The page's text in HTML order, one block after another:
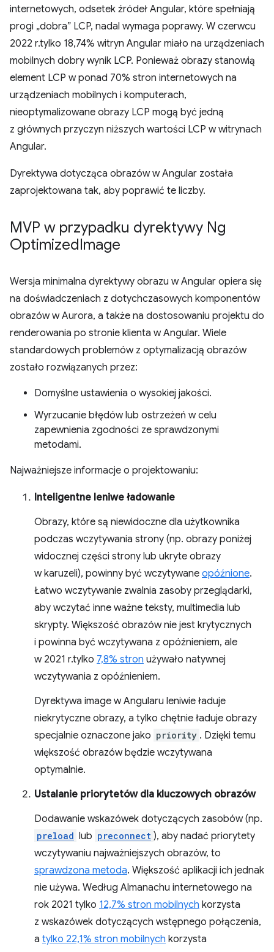
internetowych, odsetek źródeł Angular, które spełniają
progi „dobra” LCP, nadal wymaga poprawy. W czerwcu
2022 r.tylko 18,74% witryn Angular miało na urządzeniach
mobilnych dobry wynik LCP. Ponieważ obrazy stanowią
element LCP w ponad 70% stron internetowych na
urządzeniach mobilnych i komputerach,
nieoptymalizowane obrazy LCP mogą być jedną
z głównych przyczyn niższych wartości LCP w witrynach
Angular.
Dyrektywa dotycząca obrazów w Angular została
zaprojektowana tak, aby poprawić te liczby.
MVP w przypadku dyrektywy Ng
OptimizedImage
Wersja minimalna dyrektywy obrazu w Angular opiera się
na doświadczeniach z dotychczasowych komponentów
obrazów w Aurora, a także na dostosowaniu projektu do
renderowania po stronie klienta w Angular. Wiele
standardowych problemów z optymalizacją obrazów
zostało rozwiązanych przez:
Domyślne ustawienia o wysokiej jakości.
Wyrzucanie błędów lub ostrzeżeń w celu
zapewnienia zgodności ze sprawdzonymi
metodami.
Najważniejsze informacje o projektowaniu:
Inteligentne leniwe ładowanie
Obrazy, które są niewidoczne dla użytkownika
podczas wczytywania strony (np. obrazy poniżej
widocznej części strony lub ukryte obrazy
w karuzeli), powinny być wczytywane opóźnione.
Łatwo wczytywanie zwalnia zasoby przeglądarki,
aby wczytać inne ważne teksty, multimedia lub
skrypty. Większość obrazów nie jest krytycznych
i powinna być wczytywana z opóźnieniem, ale
w 2021 r.tylko 7,8% stron używało natywnej
wczytywania z opóźnieniem.
Dyrektywa image w Angularu leniwie ładuje
niekrytyczne obrazy, a tylko chętnie ładuje obrazy
specjalnie oznaczone jako priority . Dzięki temu
większość obrazów będzie wczytywana
optymalnie.
Ustalanie priorytetów dla kluczowych obrazów
Dodawanie wskazówek dotyczących zasobów (np.
preload lub preconnect ), aby nadać priorytety
wczytywaniu najważniejszych obrazów, to
sprawdzona metoda. Większość aplikacji ich jednak
nie używa. Według Almanachu internetowego na
rok 2021 tylko 12,7% stron mobilnych korzysta
z wskazówek dotyczących wstępnego połączenia,
a tylko 22,1% stron mobilnych korzysta